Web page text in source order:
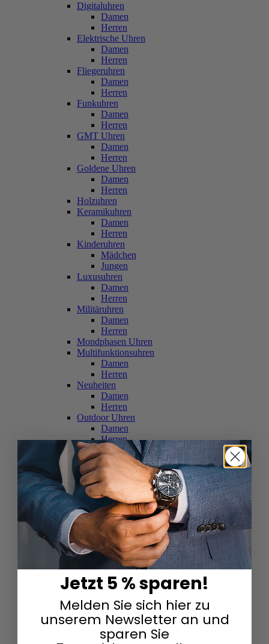
Digitaluhren
Damen
Herren
Elektrische Uhren
Damen
Herren
Fliegeruhren
Damen
Herren
Funkuhren
Damen
Herren
GMT Uhren
Damen
Herren
Goldene Uhren
Damen
Herren
Holzuhren
Keramikuhren
Damen
Herren
Kinderuhren
Mädchen
Jungen
Luxusuhren
Damen
Herren
Militäruhren
Damen
Herren
Mondphasen Uhren
Multifunktionsuhren
Damen
Herren
Neuheiten
Damen
Herren
Outdoor Uhren
Damen
Herren
Schweizer Uhren
Damen
Herren
Skelettuhren
Damen
Herren
Smartwatches
Damen
Herren
Solaruhren
Herren
Damen
Sportuhren
Damen
Herren
Swarovski & Edelsteine
Damen
Herren
Jetzt 5 % sparen!
Melden Sie sich hier zu
unserem Newsletter an und
sparen Sie